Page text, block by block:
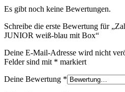
Es gibt noch keine Bewertungen.
Schreibe die erste Bewertung für
JUNIOR weiß-blau mit Box“
Deine E-Mail-Adresse wird nicht
Felder sind mit * markiert
Deine Bewertung *